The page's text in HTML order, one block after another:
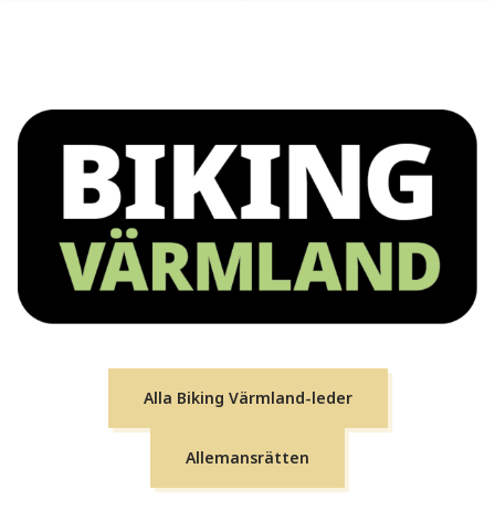
Alla Biking Värmland-leder
Allemansrätten